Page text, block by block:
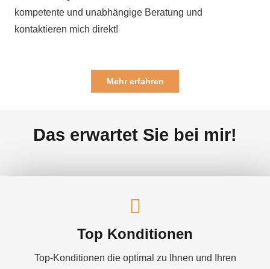
kompetente und unabhängige Beratung und
kontaktieren mich direkt!
Mehr erfahren
Das erwartet Sie bei mir!
Top Konditionen
Top-Konditionen die optimal zu Ihnen und Ihren